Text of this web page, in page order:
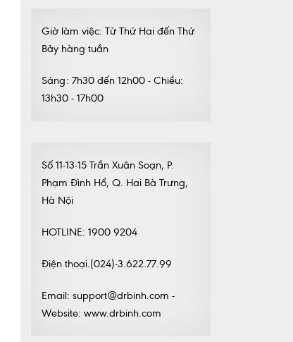
Giờ làm việc: Từ Thứ Hai đến Thứ
Bảy hàng tuần
Sáng: 7h30 đến 12h00 - Chiều:
13h30 - 17h00
Số 11-13-15 Trần Xuân Soạn, P.
Phạm Đình Hổ, Q. Hai Bà Trưng,
Hà Nội
HOTLINE: 1900 9204
Điện thoại.(024)-3.622.77.99
Email: support@drbinh.com -
Website: www.drbinh.com